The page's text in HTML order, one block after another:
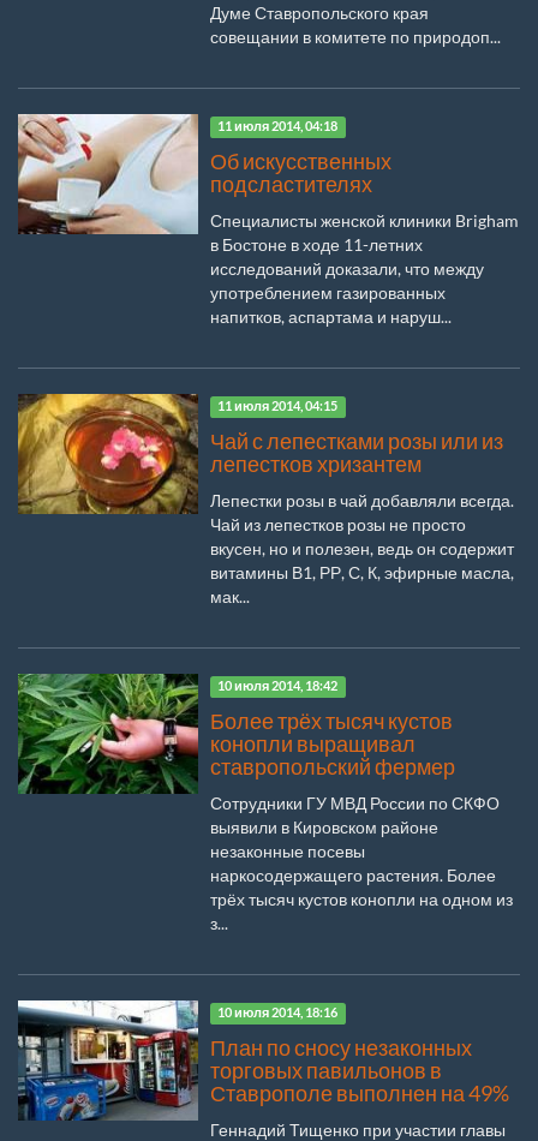
Думе Ставропольского края
совещании в комитете по природоп...
11 июля 2014, 04:18
Об искусственных
подсластителях
Специалисты женской клиники Brigham
в Бостоне в ходе 11-летних
исследований доказали, что между
употреблением газированных
напитков, аспартама и наруш...
11 июля 2014, 04:15
Чай с лепестками розы или из
лепестков хризантем
Лепестки розы в чай добавляли всегда.
Чай из лепестков розы не просто
вкусен, но и полезен, ведь он содержит
витамины В1, РР, С, К, эфирные масла,
мак...
10 июля 2014, 18:42
Более трёх тысяч кустов
конопли выращивал
ставропольский фермер
Сотрудники ГУ МВД России по СКФО
выявили в Кировском районе
незаконные посевы
наркосодержащего растения. Более
трёх тысяч кустов конопли на одном из
з...
10 июля 2014, 18:16
План по сносу незаконных
торговых павильонов в
Ставрополе выполнен на 49%
Геннадий Тищенко при участии главы